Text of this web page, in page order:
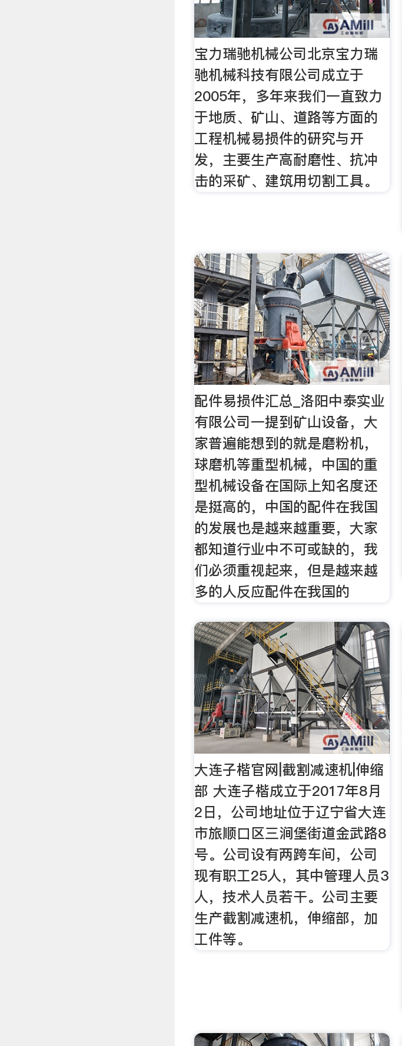
宝力瑞驰机械公司北京宝力瑞
驰机械科技有限公司成立于
2005年，多年来我们一直致力
于地质、矿山、道路等方面的
工程机械易损件的研究与开
发，主要生产高耐磨性、抗冲
击的采矿、建筑用切割工具。
配件易损件汇总_洛阳中泰实业
有限公司一提到矿山设备，大
家普遍能想到的就是磨粉机，
球磨机等重型机械，中国的重
型机械设备在国际上知名度还
是挺高的，中国的配件在我国
的发展也是越来越重要，大家
都知道行业中不可或缺的，我
们必须重视起来，但是越来越
多的人反应配件在我国的
大连子楷官网|截割减速机|伸缩
部 大连子楷成立于2017年8月
2日，公司地址位于辽宁省大连
市旅顺口区三涧堡街道金武路8
号。公司设有两跨车间，公司
现有职工25人，其中管理人员3
人，技术人员若干。公司主要
生产截割减速机，伸缩部，加
工件等。